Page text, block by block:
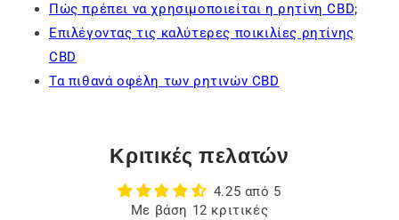
Πώς πρέπει να χρησιμοποιείται η ρητίνη CBD;
Επιλέγοντας τις καλύτερες ποικιλίες ρητίνης
CBD
Τα πιθανά οφέλη των ρητινών CBD
Κριτικές πελατών
4.25 από 5
Με βάση 12 κριτικές